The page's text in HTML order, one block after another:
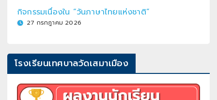
กิจกรรมเนื่องใน “วันภาษาไทยแห่งชาติ”
27 กรกฎาคม 2026
โรงเรียนเทศบาลวัดเสมาเมือง